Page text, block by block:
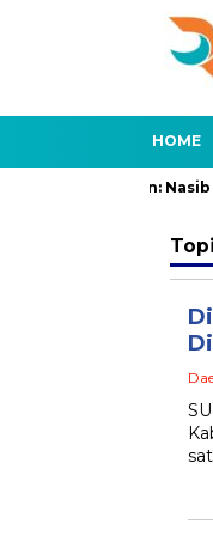
HOME
Penundaan: Nasib